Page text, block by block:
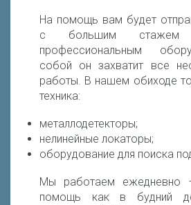
На помощь вам будет
с большим
профессиональным
собой он захватит все
работы. В нашем обиходе
техника:
металлодетекторы;
нелинейные локаторы;
оборудование для поиска
Мы работаем ежедневно
помощь как в будний